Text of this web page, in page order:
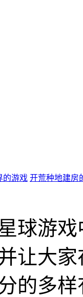
的游戏 开荒种地建房
球游
让大
的多